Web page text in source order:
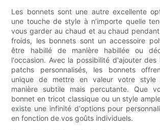
Les bonnets sont une autre excellente
une touche de style à n’importe quelle
vous garder au chaud et au chaud
froids, les bonnets sont un accessoire
être habillé de manière habillée ou
l'occasion. Avec la possibilité d'ajouter des
patchs personnalisés, les bonnets
unique de mettre en valeur votre style
manière subtile mais percutante. Que
bonnet en tricot classique ou un style
existe une infinité d'options pour
en fonction de vos goûts individuels.